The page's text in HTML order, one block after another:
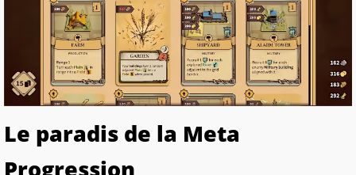
Le paradis de la Meta
Progression